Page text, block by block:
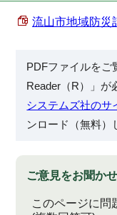
流山市地域防災
PDFファイルをご
Reader（R）」が
システムズ社のサ
ンロード（無料）
ご意見をお聞か
このページに問